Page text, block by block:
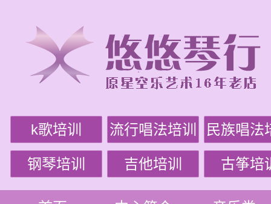
k歌培训 流行唱法培训 民族唱法
钢琴培训 吉他培训 古筝培